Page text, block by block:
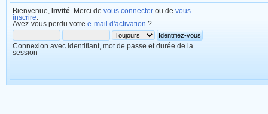
Bienvenue, Invité . Merci de vous connecter ou de vous
inscrire
Avez-vous perdu votre e-mail d'activation ?
Connexion avec identifiant, mot de passe et durée de la
session